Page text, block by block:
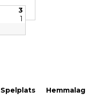
3
1
Spelplats Hemmalag